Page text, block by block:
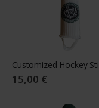
15,00 €